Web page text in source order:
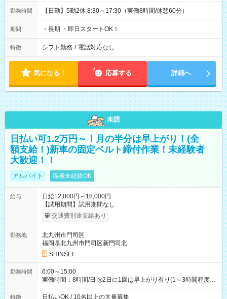
勤務時間 【日勤】5勤2休 8:30～17:30（実働8時間/休憩60分）
期間 ・長期 ・即日スタートOK！
特徴 シフト勤務 / 電話対応なし
気になる！ 応募する 詳細へ
未読
日払い可1.2万円～！月の半分は早上がり！(全
額支給！)新車の固定ベルト締付作業！未経験者
大歓迎！！
アルバイト 職種未経験OK
給与
日給12,000円～18,000円
【試用期間】試用期間なし
交通費別途支給あり
勤務地
北九州市門司区
福岡県北九州市門司区新門司北
SHINSEI
勤務時間
6:00～15:00
実働時間：8時間/日 ◎2日に1回は早上がり有り(1～3時間程度)
◎月残業5～10時間程度
特徴 日払いOK / 10名以上の大量募集